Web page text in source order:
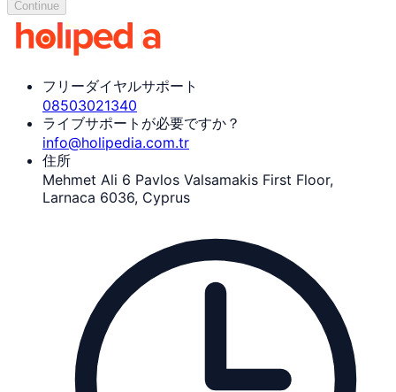
Continue
フリーダイヤルサポート
08503021340
ライブサポートが必要ですか？
info@holipedia.com.tr
住所
Mehmet Ali 6 Pavlos Valsamakis First Floor,
Larnaca 6036, Cyprus